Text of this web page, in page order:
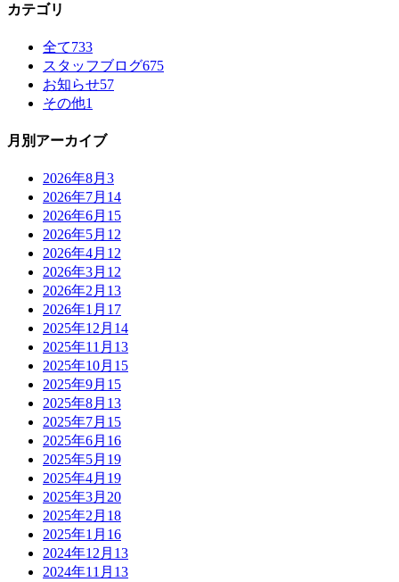
カテゴリ
全て733
スタッフブログ675
お知らせ57
その他1
月別アーカイブ
2026年8月 3
2026年7月 14
2026年6月 15
2026年5月 12
2026年4月 12
2026年3月 12
2026年2月 13
2026年1月 17
2025年12月 14
2025年11月 13
2025年10月 15
2025年9月 15
2025年8月 13
2025年7月 15
2025年6月 16
2025年5月 19
2025年4月 19
2025年3月 20
2025年2月 18
2025年1月 16
2024年12月 13
2024年11月 13